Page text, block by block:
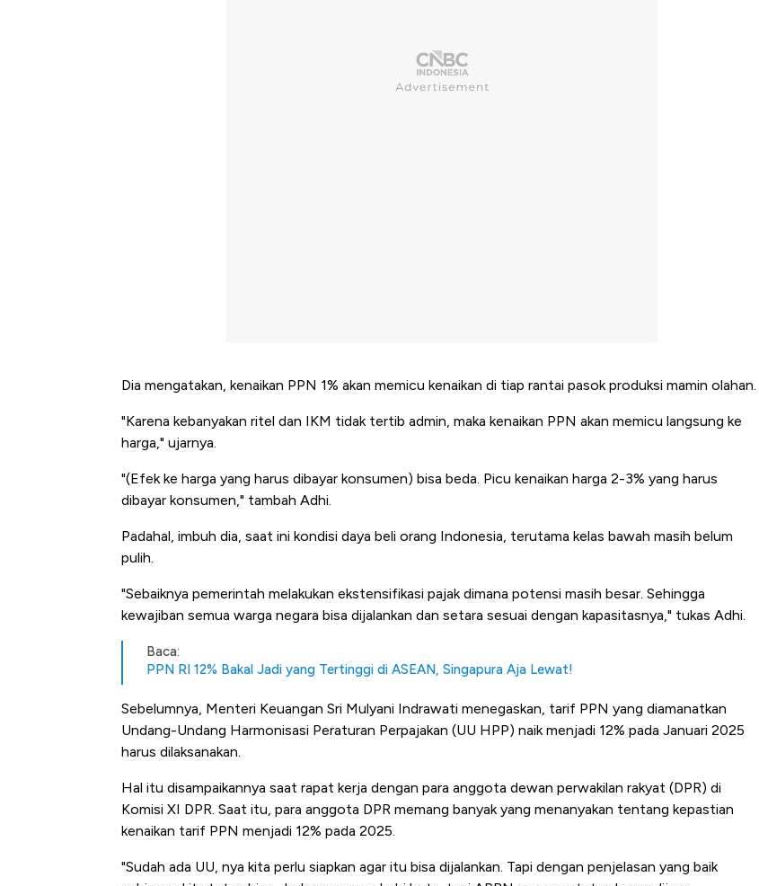
Dia mengatakan, kenaikan PPN 1% akan memicu kenaikan di tiap rantai pasok produksi mamin olahan.
"Karena kebanyakan ritel dan IKM tidak tertib admin, maka kenaikan PPN akan memicu langsung ke
harga," ujarnya.
"(Efek ke harga yang harus dibayar konsumen) bisa beda. Picu kenaikan harga 2-3% yang harus
dibayar konsumen," tambah Adhi.
Padahal, imbuh dia, saat ini kondisi daya beli orang Indonesia, terutama kelas bawah masih belum
pulih.
"Sebaiknya pemerintah melakukan ekstensifikasi pajak dimana potensi masih besar. Sehingga
kewajiban semua warga negara bisa dijalankan dan setara sesuai dengan kapasitasnya," tukas Adhi.
Baca:
PPN RI 12% Bakal Jadi yang Tertinggi di ASEAN, Singapura Aja Lewat!
Sebelumnya, Menteri Keuangan Sri Mulyani Indrawati menegaskan, tarif PPN yang diamanatkan
Undang-Undang Harmonisasi Peraturan Perpajakan (UU HPP) naik menjadi 12% pada Januari 2025
harus dilaksanakan.
Hal itu disampaikannya saat rapat kerja dengan para anggota dewan perwakilan rakyat (DPR) di
Komisi XI DPR. Saat itu, para anggota DPR memang banyak yang menanyakan tentang kepastian
kenaikan tarif PPN menjadi 12% pada 2025.
"Sudah ada UU, nya kita perlu siapkan agar itu bisa dijalankan. Tapi dengan penjelasan yang baik
Tembaga Terbang ke Zona Berbahaya